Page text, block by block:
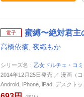
電子 蜜縛〜絶対君主
高橋依摘 夜織もか
シリーズ名： 乙女ドルチェ・コミ
2014年12月25日発売 ／ 漫画（
Android, iPhone, iPad, デスクト